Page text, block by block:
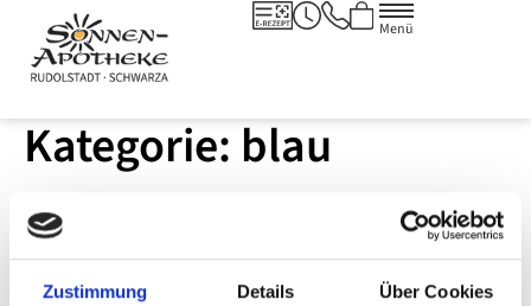
Zustimmung Details Über Cookies
Menü
Kategorie: blau